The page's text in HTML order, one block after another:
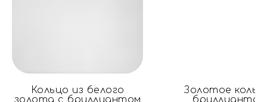
Кольцо из белого
золота с бриллиантом
Золотое